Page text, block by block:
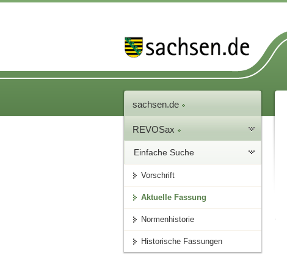
sachsen.de
REVOSax
Einfache Suche
Vorschrift
Aktuelle Fassung
Normenhistorie
Historische Fassungen